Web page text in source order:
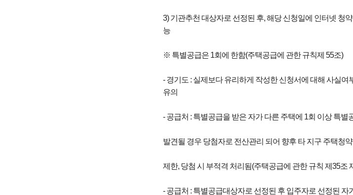
3) 기관추천 대상자로 선정된 후, 해당 신청일에 인터넷 청
능
※ 특별공급은 1회에 한함(주택공급에 관한 규칙제 55조)
- 경기도 : 실제보다 유리하게 작성한 신청서에 대해 사실
유의
- 공급처 : 특별공급을 받은 자가 다른 주택에 1회 이상 특별
발견될 경우 당첨자로 전산관리 되어 향후 타 지구 주택청약
제한, 당첨 시 부적격 처리됨(주택공급에 관한 규칙 제35조
- 공급처 : 특별공급대상자로 선정된 후 입주자로 선정된 자